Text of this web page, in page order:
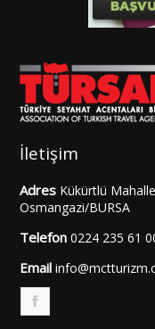
İletişim
Adres Kükürtlü
Osmangazi/BURSA
Telefon0224 235 61
Email
F